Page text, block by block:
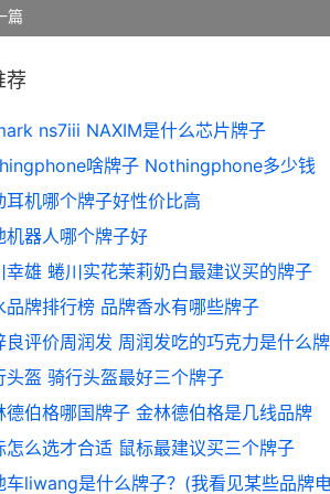
篇
荐
ns7iii NAXIM是什么芯片牌子
啥牌子 Nothingphone多少钱
耳机哪个牌子好性价比高
机器人哪个牌子好
幸雄 蜷川实花茉莉奶白最建议买的牌子
品牌排行榜 品牌香水有哪些牌子
头盔 骑行头盔最好三个牌子
德伯格哪国牌子 金林德伯格是几线品牌
怎么选才合适 鼠标最建议买三个牌子